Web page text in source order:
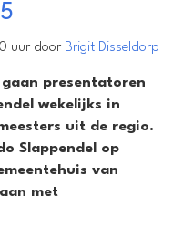
uur door Brigit Disseldorp
gaan presentatoren
wekelijks in
uit de regio.
Slappendel op
van
met